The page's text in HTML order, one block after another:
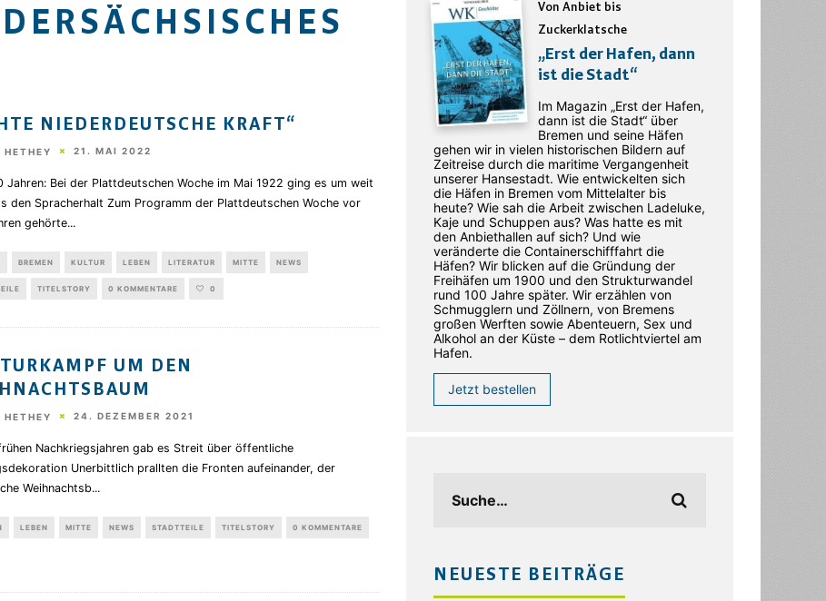
NIEDERDEUTSCHE KRAFT“
HETHEY 21. MAI 2022
Jahren: Bei der Plattdeutschen Woche im Mai 1922 ging es um weit
den Spracherhalt Zum Programm der Plattdeutschen Woche vor
gehörte...
BREMEN KULTUR LEBEN LITERATUR MITTE NEWS
TITELSTORY 0 KOMMENTARE 0
UM DEN
HETHEY 24. DEZEMBER 2021
Nachkriegsjahren gab es Streit über öffentliche
Unerbittlich prallten die Fronten aufeinander, der
Weihnachtsb...
LEBEN MITTE NEWS STADTTEILE TITELSTORY 0 KOMMENTARE
Von Anbiet bis
Zuckerklatsche
„Erst der Hafen, dann
ist die Stadt“
Im Magazin „Erst der Hafen,
dann ist die Stadt“ über
Bremen und seine Häfen
gehen wir in vielen historischen Bildern auf
Zeitreise durch die maritime Vergangenheit
unserer Hansestadt. Wie entwickelten sich
die Häfen in Bremen vom Mittelalter bis
heute? Wie sah die Arbeit zwischen Ladeluke,
Kaje und Schuppen aus? Was hatte es mit
den Anbiethallen auf sich? Und wie
veränderte die Containerschifffahrt die
Häfen? Wir blicken auf die Gründung der
Freihäfen um 1900 und den Strukturwandel
rund 100 Jahre später. Wir erzählen von
Schmugglern und Zöllnern, von Bremens
großen Werften sowie Abenteuern, Sex und
Alkohol an der Küste – dem Rotlichtviertel am
Hafen.
Jetzt bestellen
NEUESTE BEITRÄGE